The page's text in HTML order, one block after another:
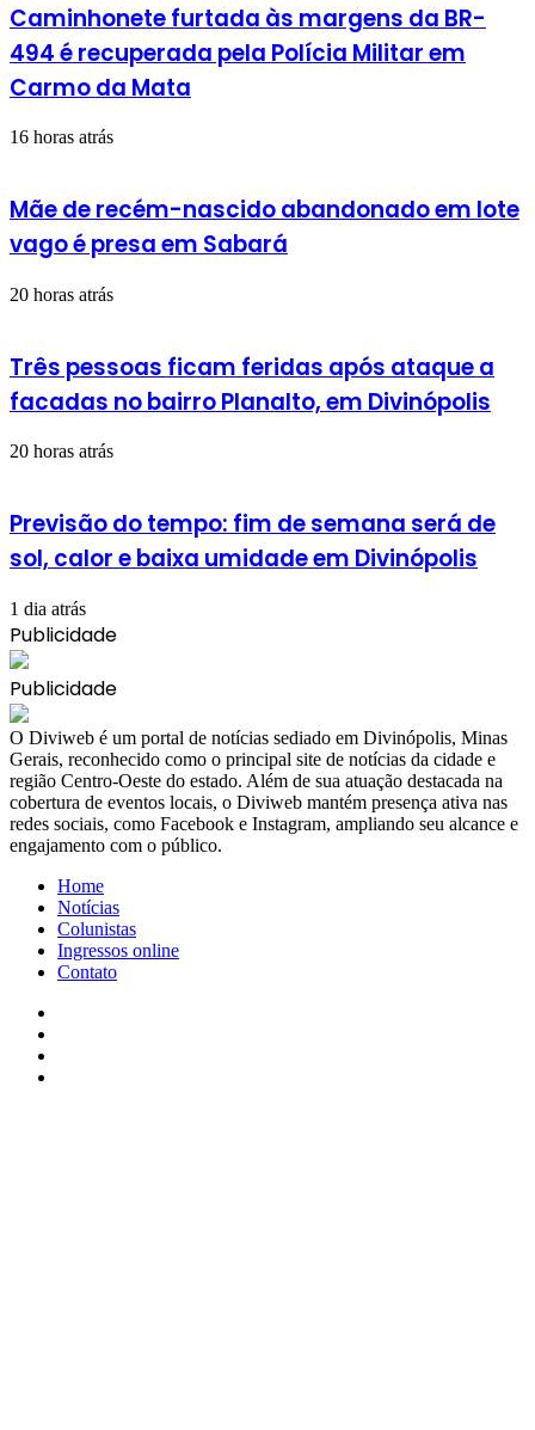
Caminhonete furtada às margens da BR-
494 é recuperada pela Polícia Militar em
Carmo da Mata
16 horas atrás
Mãe de recém-nascido abandonado em lote
vago é presa em Sabará
20 horas atrás
Três pessoas ficam feridas após ataque a
facadas no bairro Planalto, em Divinópolis
20 horas atrás
Previsão do tempo: fim de semana será de
sol, calor e baixa umidade em Divinópolis
1 dia atrás
Publicidade
Publicidade
​O Diviweb é um portal de notícias sediado em Divinópolis, Minas
Gerais, reconhecido como o principal site de notícias da cidade e
região Centro-Oeste do estado. Além de sua atuação destacada na
cobertura de eventos locais, o Diviweb mantém presença ativa nas
redes sociais, como Facebook e Instagram, ampliando seu alcance e
engajamento com o público.
Home
Notícias
Colunistas
Ingressos online
Contato